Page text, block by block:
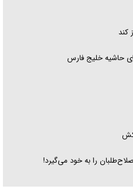
کند
حاشیه خلیج فارس
را به خود می‌گیرد!